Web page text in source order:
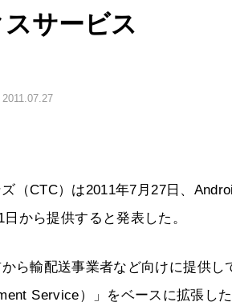
サービス
2011.07.27
（CTC）は2011年7月27日、
から提供すると発表した。
ら輸配送事業者など向けに提供
Service）」をベースに拡張し